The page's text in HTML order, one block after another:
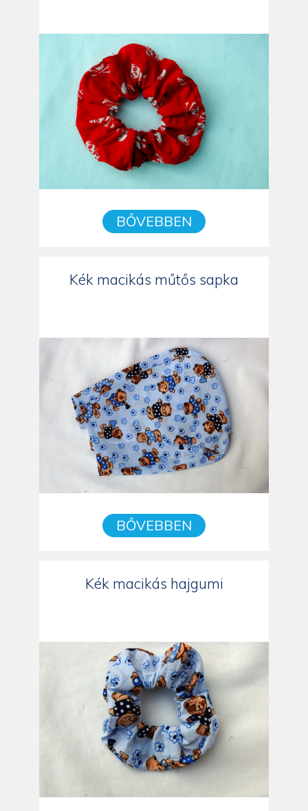
BŐVEBBEN
Kék macikás műtős sapka
BŐVEBBEN
Kék macikás hajgumi